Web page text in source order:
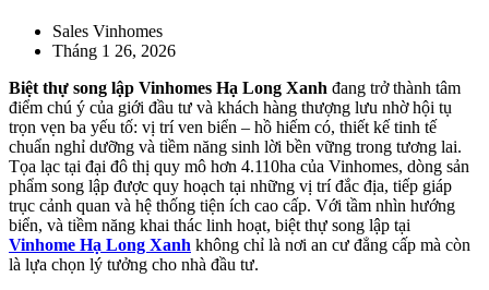
Sales Vinhomes
Tháng 1 26, 2026
Biệt thự song lập Vinhomes Hạ Long Xanh đang trở thành tâm
điểm chú ý của giới đầu tư và khách hàng thượng lưu nhờ hội tụ
trọn vẹn ba yếu tố: vị trí ven biển – hồ hiếm có, thiết kế tinh tế
chuẩn nghỉ dưỡng và tiềm năng sinh lời bền vững trong tương lai.
Tọa lạc tại đại đô thị quy mô hơn 4.110ha của Vinhomes, dòng sản
phẩm song lập được quy hoạch tại những vị trí đắc địa, tiếp giáp
trục cảnh quan và hệ thống tiện ích cao cấp. Với tầm nhìn hướng
biển, và tiềm năng khai thác linh hoạt, biệt thự song lập tại
Vinhome Hạ Long Xanh không chỉ là nơi an cư đẳng cấp mà còn
là lựa chọn lý tưởng cho nhà đầu tư.